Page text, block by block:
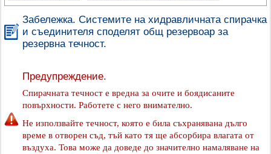
Забележка. Системите на хидравличната спирачка
и съединителя споделят общ резервоар за
резервна течност.
Предупреждение.
Спирачната течност е вредна за очите и боядисаните
повърхности. Работете с него внимателно.
Не използвайте течност, която е била съхранявана дълго
време в отворен съд, тъй като тя ще абсорбира влагата от
въздуха. Това може да доведе до значително намаляване на